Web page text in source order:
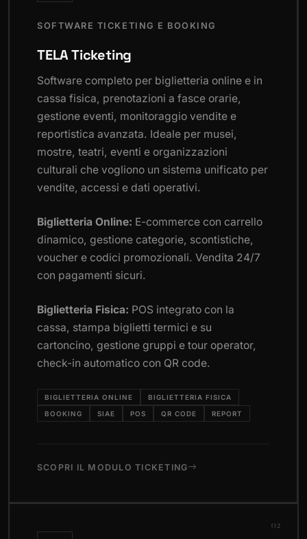
SOFTWARE TICKETING E BOOKING
TELA Ticketing
Software completo per biglietteria online e in
cassa fisica, prenotazioni a fasce orarie,
gestione eventi, monitoraggio vendite e
reportistica avanzata. Ideale per musei,
mostre, teatri, eventi e organizzazioni
culturali che vogliono un sistema unificato per
vendite, accessi e dati operativi.
Biglietteria Online: E-commerce con carrello
dinamico, gestione categorie, scontistiche,
voucher e codici promozionali. Vendita 24/7
con pagamenti sicuri.
Biglietteria Fisica: POS integrato con la
cassa, stampa biglietti termici e su
cartoncino, gestione gruppi e tour operator,
check-in automatico con QR code.
BIGLIETTERIA ONLINE
BIGLIETTERIA FISICA
BOOKING
SIAE POS QR CODE REPORT
SCOPRI IL MODULO TICKETING
02